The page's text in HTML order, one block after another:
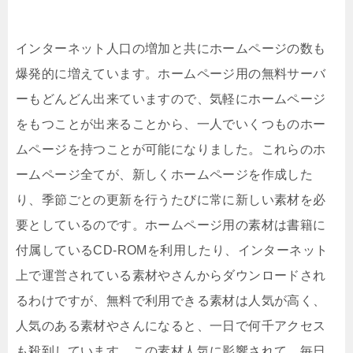
インターネット人口の増加と共にホームページの数も
爆発的に増えています。ホームページ用の無料サーバ
ーもどんどん出来ていますので、気軽にホームページ
をもつことが出来ることから、一人でいくつものホー
ムページを持つことが可能になりました。これらのホ
ームページ全てが、新しくホームページを作成した
り、季節ごとの更新を行うたびに常に新しい素材を必
要としているのです。ホームページ用の素材は書籍に
付属しているCD-ROMを利用したり、インターネット
上で運営されている素材やさんからダウンロードされ
るわけですが、無料で利用できる素材は人気が高く、
人気のある素材やさんになると、一日で何千アクセス